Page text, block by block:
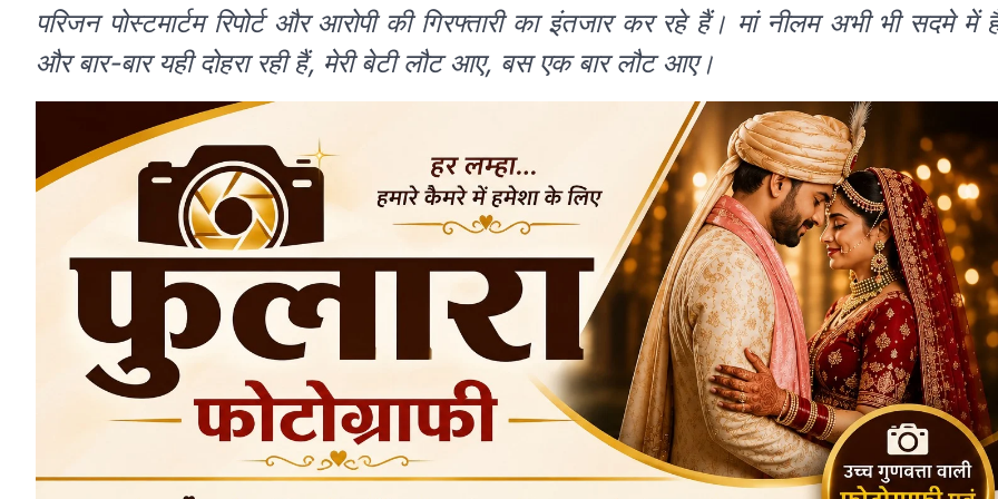
परिजन पोस्टमार्टम रिपोर्ट और आरोपी की गिरफ्तारी का इंतजार कर रहे हैं। मां नीलम अभी भी सदमे में
और बार-बार यही दोहरा रही हैं, मेरी बेटी लौट आए, बस एक बार लौट आए।